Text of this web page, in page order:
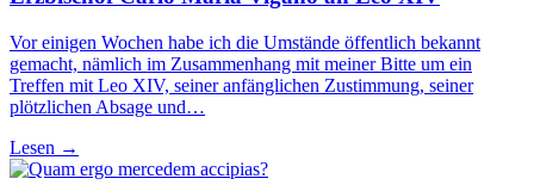
Vor einigen Wochen habe ich die Umstände öffentlich bekannt
gemacht, nämlich im Zusammenhang mit meiner Bitte um ein
Treffen mit Leo XIV, seiner anfänglichen Zustimmung, seiner
plötzlichen Absage und…
Lesen →